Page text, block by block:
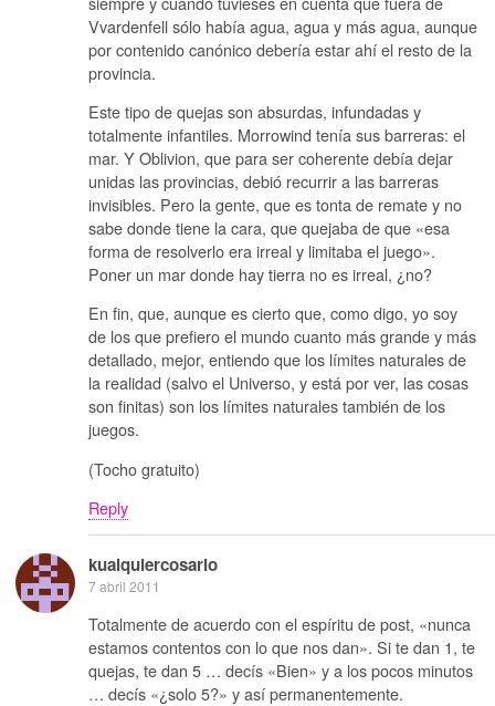
Vvardenfell sólo había agua, agua y más agua, aunque
por contenido canónico debería estar ahí el resto de la
provincia.
Este tipo de quejas son absurdas, infundadas y
totalmente infantiles. Morrowind tenía sus barreras: el
mar. Y Oblivion, que para ser coherente debía dejar
unidas las provincias, debió recurrir a las barreras
invisibles. Pero la gente, que es tonta de remate y no
sabe donde tiene la cara, que quejaba de que «esa
forma de resolverlo era irreal y limitaba el juego».
Poner un mar donde hay tierra no es irreal, ¿no?
En fin, que, aunque es cierto que, como digo, yo soy
de los que prefiero el mundo cuanto más grande y más
detallado, mejor, entiendo que los límites naturales de
la realidad (salvo el Universo, y está por ver, las cosas
son finitas) son los límites naturales también de los
juegos.
(Tocho gratuito)
Reply
kualquiercosario
7 abril 2011
Totalmente de acuerdo con el espíritu de post, «nunca
estamos contentos con lo que nos dan». Si te dan 1, te
quejas, te dan 5 … decís «Bien» y a los pocos minutos
… decís «¿solo 5?» y así permanentemente.